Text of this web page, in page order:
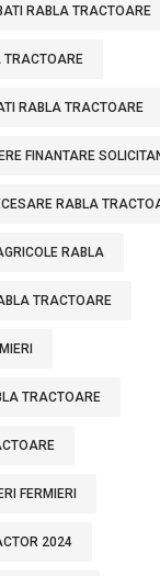
RABLA TRACTOARE
TRACTOARE
RABLA TRACTOARE
FINANTARE
RABLA
RABLA
TRACTOARE
TRACTOARE
FERMIERI
2024